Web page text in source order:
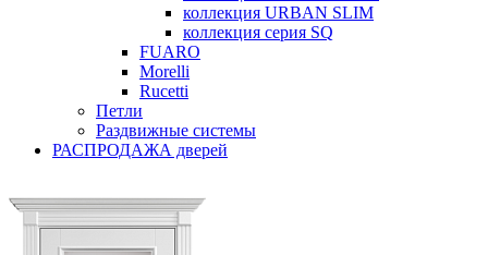
коллекция URBAN SLIM
коллекция серия SQ
FUARO
Morelli
Rucetti
Петли
Раздвижные системы
РАСПРОДАЖА дверей